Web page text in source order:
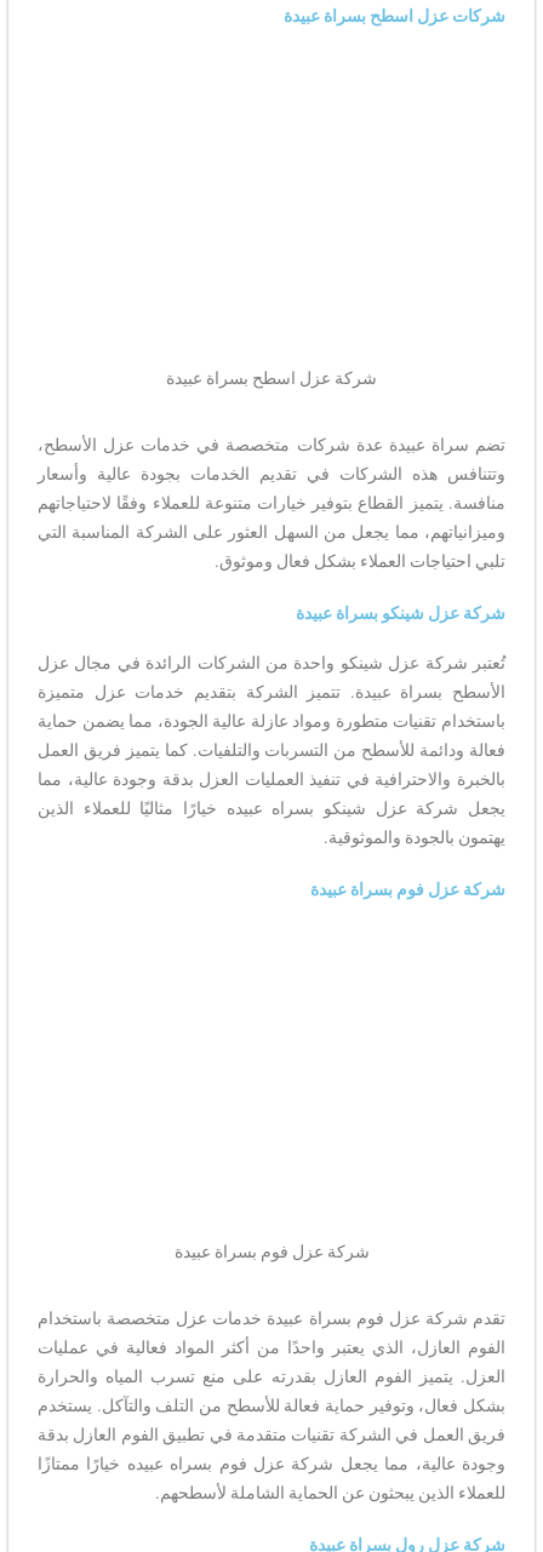
شركات عزل اسطح بسراة عبيدة
شركة عزل اسطح بسراة عبيدة
تضم سراة عبيدة عدة شركات متخصصة في خدمات عزل الأسطح،
وتتنافس هذه الشركات في تقديم الخدمات بجودة عالية وأسعار
منافسة. يتميز القطاع بتوفير خيارات متنوعة للعملاء وفقًا لاحتياجاتهم
وميزانياتهم، مما يجعل من السهل العثور على الشركة المناسبة التي
تلبي احتياجات العملاء بشكل فعال وموثوق.
شركة عزل شينكو بسراة عبيدة
تُعتبر شركة عزل شينكو واحدة من الشركات الرائدة في مجال عزل
الأسطح بسراة عبيدة. تتميز الشركة بتقديم خدمات عزل متميزة
باستخدام تقنيات متطورة ومواد عازلة عالية الجودة، مما يضمن حماية
فعالة ودائمة للأسطح من التسربات والتلفيات. كما يتميز فريق العمل
بالخبرة والاحترافية في تنفيذ العمليات العزل بدقة وجودة عالية، مما
يجعل شركة عزل شينكو بسراه عبيده خيارًا مثاليًا للعملاء الذين
يهتمون بالجودة والموثوقية.
شركة عزل فوم بسراة عبيدة
شركة عزل فوم بسراة عبيدة
تقدم شركة عزل فوم بسراة عبيدة خدمات عزل متخصصة باستخدام
الفوم العازل، الذي يعتبر واحدًا من أكثر المواد فعالية في عمليات
العزل. يتميز الفوم العازل بقدرته على منع تسرب المياه والحرارة
بشكل فعال، وتوفير حماية فعالة للأسطح من التلف والتآكل. يستخدم
فريق العمل في الشركة تقنيات متقدمة في تطبيق الفوم العازل بدقة
وجودة عالية، مما يجعل شركة عزل فوم بسراه عبيده خيارًا ممتازًا
للعملاء الذين يبحثون عن الحماية الشاملة لأسطحهم.
شركة عزل رول بسراة عبيدة